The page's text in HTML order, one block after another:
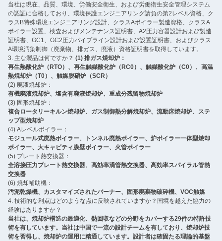
当社は現在、品質、環境、労働安全衛生、および労働衛生安全管理システム
の認証に合格しており、環境保護エンジニアリング請負の第2レベル資格、ク
ラスB特殊環境エンジニアリング設計、クラスAボイラー製造資格、クラスA
ボイラー設置、検査およびメンテナンス証明書、A2圧力容器設計および製造
証明書、GC1、GC2圧力パイプライン設計および設置証明書、およびクラス
A環境汚染制御（廃棄物、排ガス、廃液）資格証明書を取得しています。 ‌
3. 主な製品は何ですか？ ‌ (1) 排ガス焼却炉：
再生熱酸化炉（RTO）、再生触媒酸化炉（RC0）、触媒酸化炉（C0）、高温
熱焼却炉（T0）、触媒脱硝炉（SCR）
(2) 廃液焼却炉：
有機廃液焼却炉、塩含有廃液焼却炉、重成分残留物焼却炉
(3) 固形焼却炉：
複合ロータリーキルン焼却炉、ガス制御熱分解焼却炉、流動床焼却炉、ステ
ップ型焼却炉
(4) Aレベルボイラー：
モジュール式廃熱ボイラー、トンネル廃熱ボイラー、炉ボイラー一体型焼却
ボイラー、大キャビティ膜壁ボイラー、火管ボイラー
(5) プレート熱交換器：
全溶接圧力プレート熱交換器、高効率渦管熱交換器、高効率スパイラル管熱
交換器
(6) 焼却補助機：
汚泥乾燥機、カスタマイズされたバーナー、固形廃棄物破砕機、VOC触媒 ‌
4. 技術的な利点はどのような点に反映されていますか？国境を越えた協力の
経験はありますか？
当社は、焼却炉構造の最適化、熱回収などの分野をカバーする29件の特許技
術を有しています。当社は中国で一流の設計チームを有しており、焼却炉技
術を習得し、焼却炉の運用に精通しています。設計者は確固たる理論的基盤